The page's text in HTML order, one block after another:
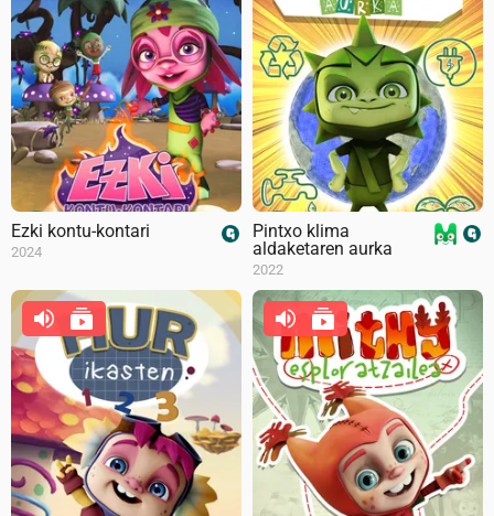
Ezki kontu-kontari
2024
Pintxo klima
aldaketaren aurka
2022